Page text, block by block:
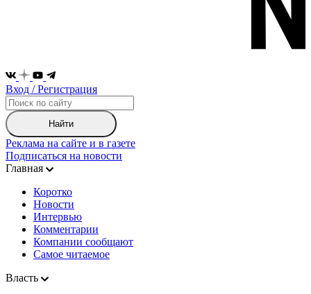
Вход / Регистрация
Найти
Реклама на сайте и в газете
Подписаться на новости
Главная
Коротко
Новости
Интервью
Комментарии
Компании сообщают
Самое читаемое
Власть